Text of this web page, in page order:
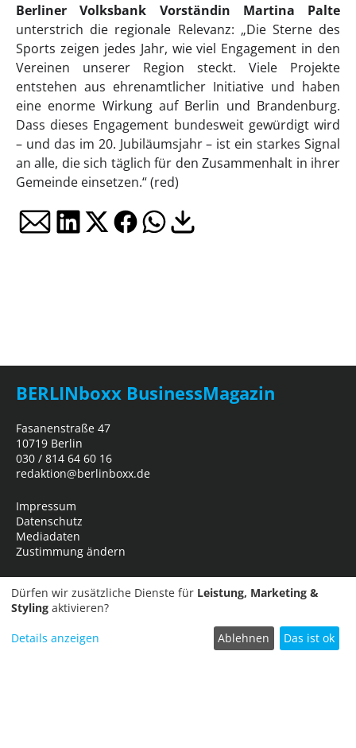
Berliner Volksbank Vorständin Martina Palte
unterstrich die regionale Relevanz: „Die Sterne des
Sports zeigen jedes Jahr, wie viel Engagement in den
Vereinen unserer Region steckt. Viele Projekte
entstehen aus ehrenamtlicher Initiative und haben
eine enorme Wirkung auf Berlin und Brandenburg.
Dass dieses Engagement bundesweit gewürdigt wird
– und das im 20. Jubiläumsjahr – ist ein starkes Signal
an alle, die sich täglich für den Zusammenhalt in ihrer
Gemeinde einsetzen.“ (red)
BERLINboxx BusinessMagazin
Fasanenstraße 47
10719 Berlin
030 / 814 64 60 16
redaktion@berlinboxx.de
Impressum
Datenschutz
Mediadaten
Zustimmung ändern
Dürfen wir zusätzliche Dienste für Leistung, Marketing &
Styling aktivieren?
Details anzeigen Ablehnen Das ist ok